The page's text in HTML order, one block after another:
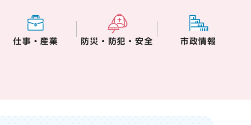
仕事・産業 防災・防犯・安全 市政情報